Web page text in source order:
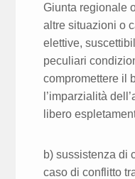
Giunta regionale
altre situazioni o
elettive,
peculiari
compromettere il
l’imparzialità
libero
b) sussistenza di
caso di conflitto